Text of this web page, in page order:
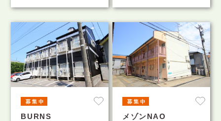
BURNS
メゾンNAO